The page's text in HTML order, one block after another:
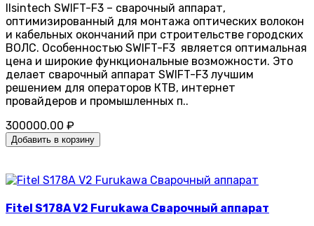
Ilsintech SWIFT-F3 – сварочный аппарат,
оптимизированный для монтажа оптических волокон
и кабельных окончаний при строительстве городских
ВОЛС. Особенностью SWIFT-F3 является оптимальная
цена и широкие функциональные возможности. Это
делает сварочный аппарат SWIFT-F3 лучшим
решением для операторов КТВ, интернет
провайдеров и промышленных п..
300000.00 ₽
Добавить в корзину
Fitel S178A V2 Furukawa Сварочный аппарат